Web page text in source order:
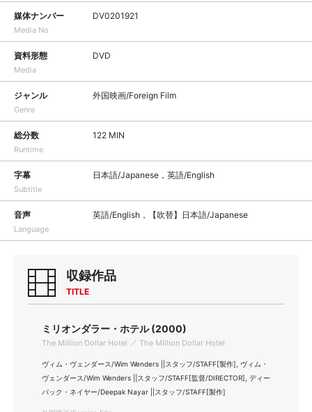
媒体ナンバー
Media No
DV0201921
資料形態
Media
DVD
ジャンル
Genre
外国映画/Foreign Film
総分数
Runtime
122 MIN
字幕
Subtitle
日本語/Japanese，英語/English
音声
Language
英語/English，【吹替】日本語/Japanese
収録作品
TITLE
ミリオンダラー・ホテル (2000)
The Million Dollar Hotel ／ The Million Dollar Hotel
ヴィム・ヴェンダース/Wim Wenders ||スタッフ/STAFF[製作], ヴィム・
ヴェンダース/Wim Wenders ||スタッフ/STAFF[監督/DIRECTOR], ディー
パック・ネイヤー/Deepak Nayar ||スタッフ/STAFF[製作]